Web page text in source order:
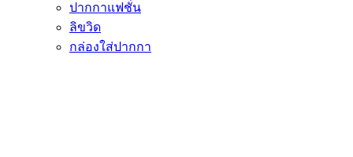
ปากกาแฟชั่น
ลิขวิด
กล่องใส่ปากกา